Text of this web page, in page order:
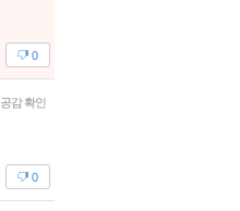
0
공감 확인
0